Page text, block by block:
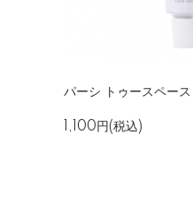
パーシ トゥースペース
1,100円(税込)